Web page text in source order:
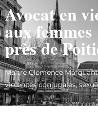
Avocat en
aux femmes
près de
Maître Clémence
violences conjugales,